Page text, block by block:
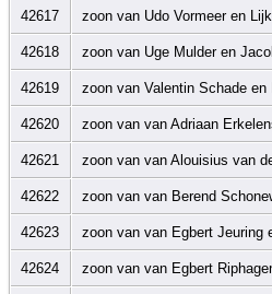
42617 zoon van Udo Vormeer en
42618 zoon van Uge Mulder en
42619 zoon van Valentin Schade en
42620 zoon van van Adriaan
42621 zoon van van Alouisius van
42622 zoon van van Berend
42623 zoon van van Egbert Jeuring
42624 zoon van van Egbert